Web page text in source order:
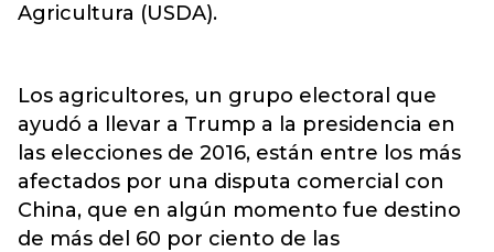
Agricultura (USDA).
Los agricultores, un grupo electoral que
ayudó a llevar a Trump a la presidencia en
las elecciones de 2016, están entre los más
afectados por una disputa comercial con
China, que en algún momento fue destino
de más del 60 por ciento de las